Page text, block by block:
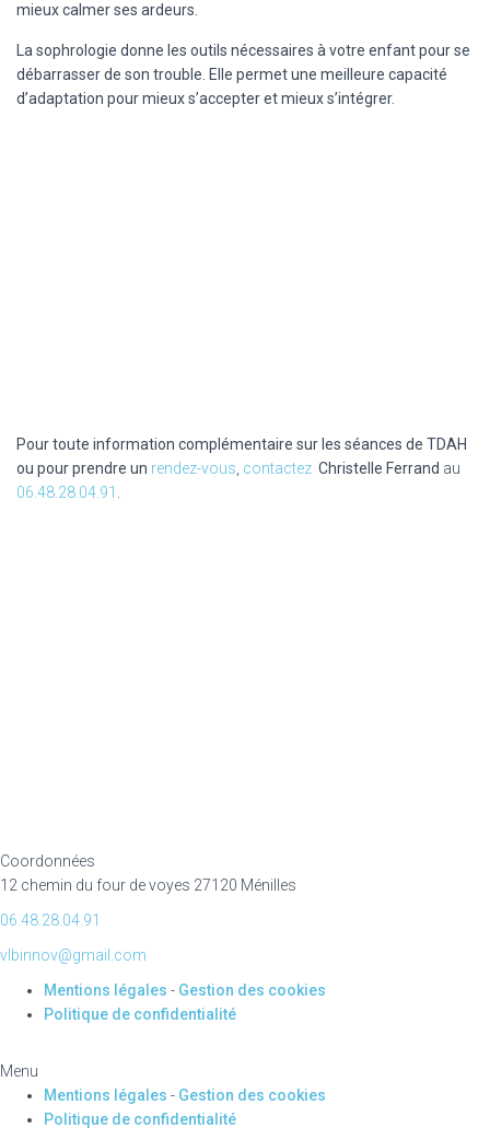
mieux calmer ses ardeurs.
La sophrologie donne les outils nécessaires à votre enfant pour se
débarrasser de son trouble. Elle permet une meilleure capacité
d’adaptation pour mieux s’accepter et mieux s’intégrer.
Pour toute information complémentaire sur les séances de TDAH
ou pour prendre un rendez-vous contactez Christelle Ferrand au
06.48.28.04.91
Coordonnées
12 chemin du four de voyes 27120 Ménilles
06.48.28.04.91
vlbinnov@gmail.com
Mentions légales - Gestion des cookies
Politique de confidentialité
Menu
Mentions légales - Gestion des cookies
Politique de confidentialité